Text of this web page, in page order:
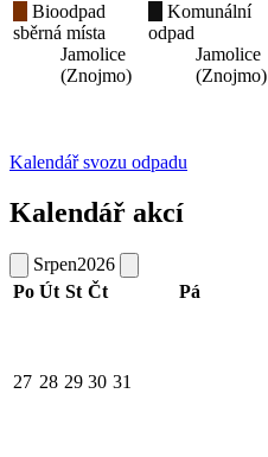
Bioodpad
sběrná místa
Jamolice
(Znojmo)
Komunální
odpad
Jamolice
(Znojmo)
Kalendář svozu odpadu
Kalendář akcí
Srpen2026
Po Út St Čt Pá
27 28 29 30 31